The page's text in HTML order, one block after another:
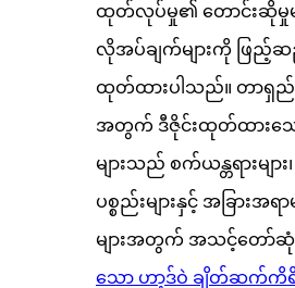
ထုတ်လုပ်မှု၏ တောင်းဆိုမှုမ
လိုအပ်ချက်များကို ဖြည့်ဆ
ထုတ်ထားပါသည်။ တာရှည်
အတွက် ဒီဇိုင်းထုတ်ထားသ
များသည် စက်ယန္တရားမျ
ပစ္စည်းများနှင့် အခြားအရ
များအတွက် အသင့်တော်ဆုံ
သော ဟာ့ဒ်ဝဲ ချိတ်ဆက်ကိရိ